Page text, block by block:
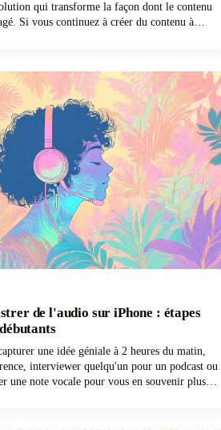
qui transforme la façon dont le contenu
Si vous continuez à créer du contenu à
une place dans votre boîte à outils de
de l'audio sur iPhone : étapes
une idée géniale à 2 heures du matin,
interviewer quelqu'un pour un podcast ou
une note vocale pour vous en souvenir plus